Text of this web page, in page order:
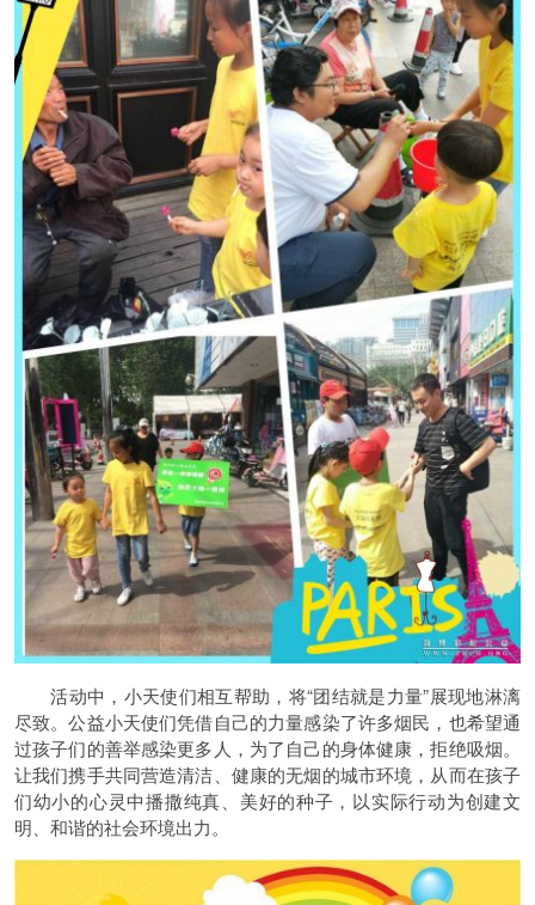
活动中，小天使们相互帮助，将“团结就是力量”展现地淋漓
尽致。公益小天使们凭借自己的力量感染了许多烟民，也希望通
过孩子们的善举感染更多人，为了自己的身体健康，拒绝吸烟。
让我们携手共同营造清洁、健康的无烟的城市环境，从而在孩子
们幼小的心灵中播撒纯真、美好的种子，以实际行动为创建文
明、和谐的社会环境出力。